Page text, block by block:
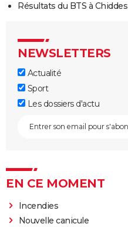
Résultats du BTS à Chiddes
NEWSLETTERS
Actualité
Sport
Les dossiers d'actu
EN CE MOMENT
Incendies
Nouvelle canicule